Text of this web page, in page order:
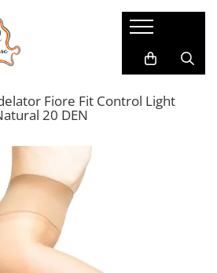
Fiore Fit Control Light
20 DEN